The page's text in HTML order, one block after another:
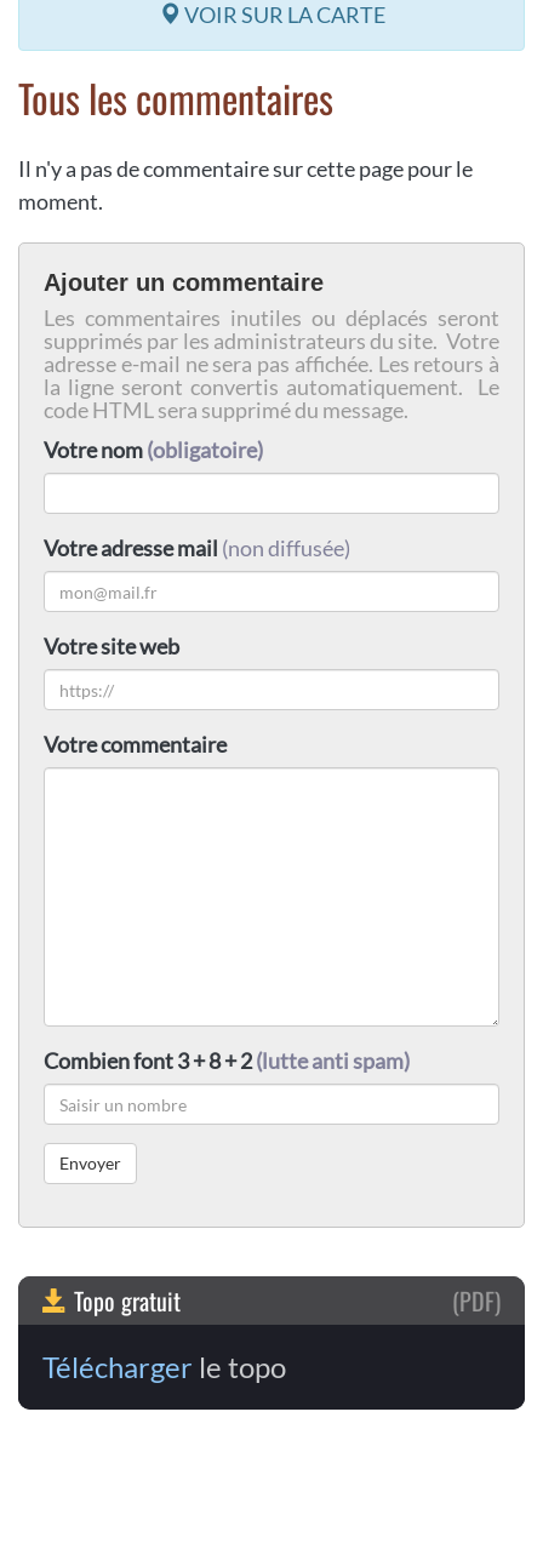
VOIR SUR LA CARTE
Tous les commentaires
Il n'y a pas de commentaire sur cette page pour le
moment.
Ajouter un commentaire
Les commentaires inutiles ou déplacés seront
supprimés par les administrateurs du site. Votre
adresse e-mail ne sera pas affichée. Les retours à
la ligne seront convertis automatiquement. Le
code HTML sera supprimé du message.
Votre nom(obligatoire)
Votre adresse mail (non diffusée)
Votre site web
Votre commentaire
Combien font 3 + 8 + 2(lutte anti spam)
Topo gratuit (PDF)
Télécharger le topo